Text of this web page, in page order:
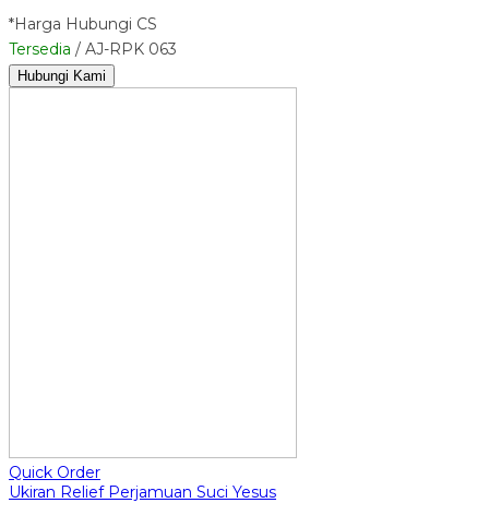
*Harga Hubungi CS
Tersedia / AJ-RPK 063
Hubungi Kami
Quick Order
Ukiran Relief Perjamuan Suci Yesus